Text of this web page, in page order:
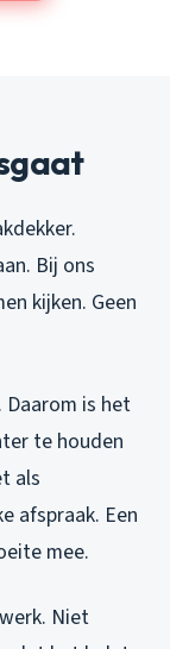
Bij ons
kijken. Geen
Daarom is het
te houden
als
afspraak. Een
mee.
Niet